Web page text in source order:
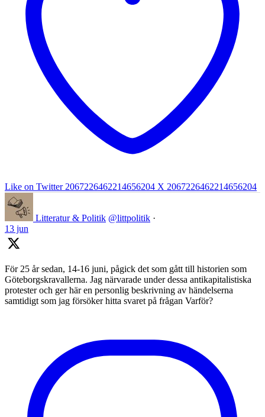
Like on Twitter 2067226462214656204 X 2067226462214656204
Litteratur & Politik @littpolitik ·
13 jun
För 25 år sedan, 14-16 juni, pågick det som gått till historien som
Göteborgskravallerna. Jag närvarade under dessa antikapitalistiska
protester och ger här en personlig beskrivning av händelserna
samtidigt som jag försöker hitta svaret på frågan Varför?